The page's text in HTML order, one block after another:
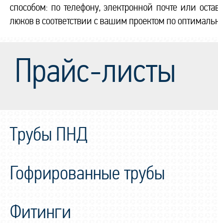
способом: по телефону, электронной почте или
люков в соответствии с вашим проектом по
Прайс-листы
Трубы ПНД
Гофрированные трубы
Фитинги